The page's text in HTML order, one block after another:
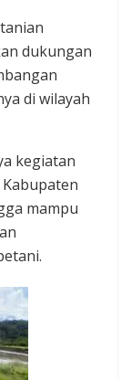
dukungan
di wilayah
kegiatan
mampu